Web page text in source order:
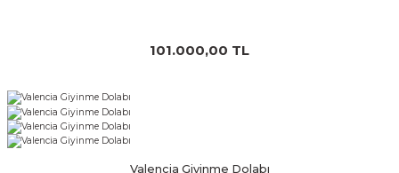
101.000,00 TL
Valencia Giyinme Dolabı